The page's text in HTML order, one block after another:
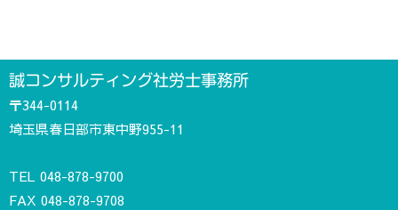
誠コンサルティング社労士事務所
〒344-0114
埼玉県春日部市東中野955-11
TEL 048-878-9700
FAX 048-878-9708